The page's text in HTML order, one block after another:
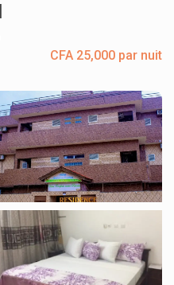
CFA 25,000 par nuit